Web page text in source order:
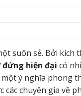
suôn sẻ. Bởi kích
đứng hiện đại có
một ý nghĩa phong
các chuyên gia về